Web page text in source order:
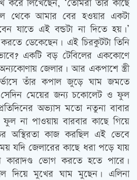
করে লিখেছেন, ‘তোমরা তাঁর কাছে
থেকে আমার বের হওয়ার একটা
যাতে এই বন্ডটা না দিতে হয়।’
করতে ডেকেছেন। এই চিরকুটটা তিনি
একটি বড় টেবিলের এককোণে
জেলার। আর একপাশে স্ত্রী
তাঁর কপাল জুড়ে ঘাম জমতে
মেয়ের জন্য চকোলেট ও ফুল
অভ্যাস মতো নতুনা বাবার
না পাওয়ায় বারবার কাছে গিয়ে
অস্থিরতা কাজ করছিল এই ভেবে
যদি জেলারের কাছে ধরা পড়ে যায়
কারাদণ্ড ভোগ করতে হতে পারে।
দিয়ে মুখের ঘাম মুছেন। এলিনা